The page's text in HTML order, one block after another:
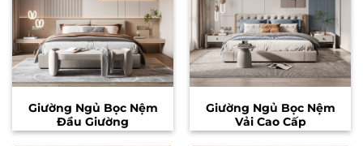
Giường Ngủ Bọc Nệm
Đầu Giường
Giường Ngủ Bọc Nệm
Vải Cao Cấp